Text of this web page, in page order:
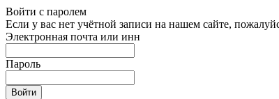
Войти с паролем
Если у вас нет учётной записи на нашем сайте,
Электронная почта или инн
Пароль